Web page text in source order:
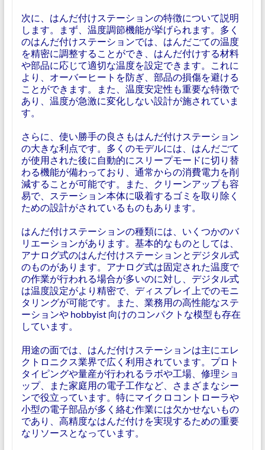
次に、はんだ付けステーションの特徴について説明
します。まず、温度調節機能が挙げられます。多く
のはんだ付けステーションでは、はんだごての温度
を精密に調整することができ、はんだ付けする材料
や部品に応じて適切な温度を設定できます。これに
より、オーバーヒートを防ぎ、部品の損傷を避ける
ことができます。また、温度安定性も重要な特徴で
あり、温度が急激に変化しない設計が施されていま
す。
さらに、使い勝手の良さもはんだ付けステーション
の大きな利点です。多くのモデルには、はんだごて
が使用された後に自動的にスリープモードに切り替
わる機能が備わっており、通常からの消費電力を削
減することが可能です。また、クリーンアップも容
易で、ステーション本体に吸着するゴミを取り除く
ための設計がされているものもあります。
はんだ付けステーションの種類には、いくつかのバ
リエーションがあります。基本的なものとしては、
アナログ式のはんだ付けステーションとデジタル式
のものがあります。アナログ式は固定された温度で
の作業が行われる場合が多いのに対し、デジタル式
は温度設定がより精密で、ディスプレイ上でのモニ
タリングが可能です。また、業務用の高性能なステ
ーションや hobbyist 向けのコンパクトな模型も存在
しています。
用途の面では、はんだ付けステーションは主にエレ
クトロニクス業界で広く利用されています。プロト
タイピングや量産が行われるラボや工場、修理ショ
ップ、また家庭用の電子工作など、さまざまなシー
ンで役立っています。特にマイクロコントローラや
小型の電子部品が多く絡む作業には欠かせないもの
であり、高精度なはんだ付けを実現するための重要
なリソースとなっています。